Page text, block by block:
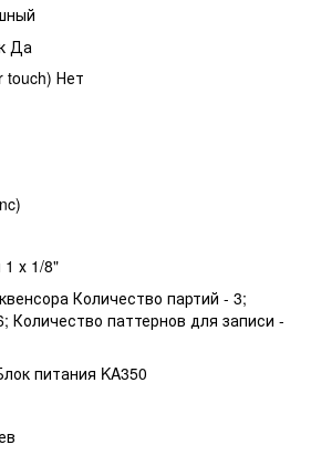
Да
touch) Нет
1 х 1/8"
Количество партий - 3;
Количество паттернов для записи -
питания KA350